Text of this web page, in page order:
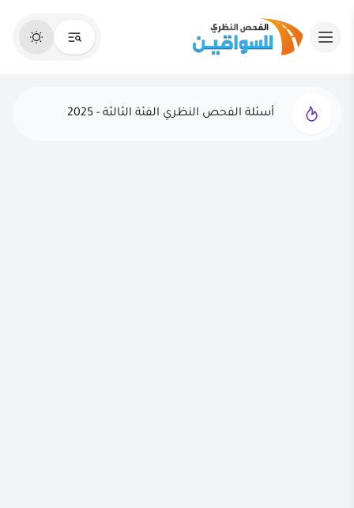
أسئلة الفحص النظري الفئة الثالثة - 2025
الفحص النظري التجريبي - 2025